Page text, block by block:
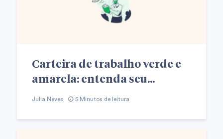
Carteira de trabalho verde e
amarela: entenda seu...
Julia Neves 5 Minutos de leitura